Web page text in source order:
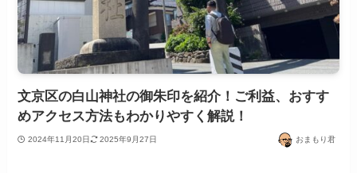
文京区の白山神社の御朱印を紹介！ご利益、おすす
めアクセス方法もわかりやすく解説！
2024年11月20日 2025年9月27日 おまもり君